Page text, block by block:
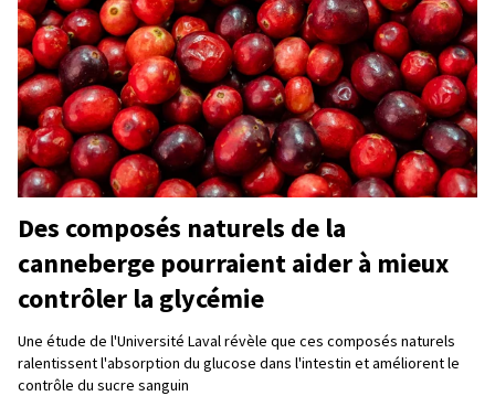
Des composés naturels de la
canneberge pourraient aider à mieux
contrôler la glycémie
Une étude de l'Université Laval révèle que ces composés naturels
ralentissent l'absorption du glucose dans l'intestin et améliorent le
contrôle du sucre sanguin